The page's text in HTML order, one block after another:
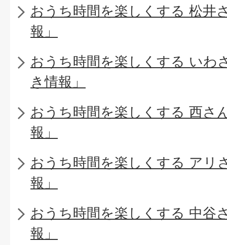
おうち時間を楽しくする 松井
報」
おうち時間を楽しくする いわ
き情報」
おうち時間を楽しくする 西さ
報」
おうち時間を楽しくする アリ
報」
おうち時間を楽しくする 中谷
報」